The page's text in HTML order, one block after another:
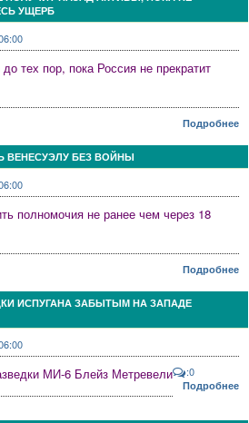
УЩЕРБ
тех пор, пока Россия не прекратит
Подробнее
ВЕНЕСУЭЛУ БЕЗ ВОЙНЫ
полномочия не ранее чем через 18
Подробнее
ИСПУГАНА ЗАБЫТЫМ НА ЗАПАДЕ
МИ-6 Блейз Метревели :0
Подробнее